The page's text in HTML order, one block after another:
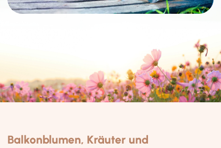
Balkonblumen, Kräuter und